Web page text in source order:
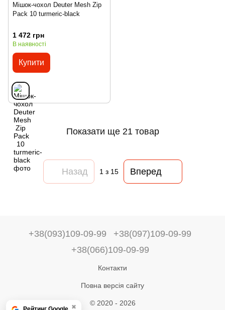
Мішок-чохол Deuter Mesh Zip
Pack 10 turmeric-black
1 472 грн
В наявності
Купити
Показати ще 21 товар
Назад 1з 15 Вперед
+38(093)109-09-99
+38(097)109-09-99
+38(066)109-09-99
Контакти
Повна версія сайту
© 2020 - 2026
✖